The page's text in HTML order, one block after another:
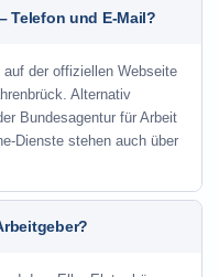
Telefon und E-Mail?
der offiziellen Webseite
Alternativ
Bundesagentur für Arbeit
Dienste stehen auch über